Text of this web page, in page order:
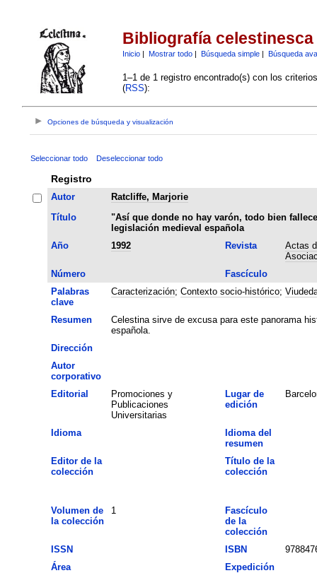
Bibliografía celestinesca
Inicio| Mostrar todo| Búsqueda simple| Búsqueda
1–1 de 1 registro encontrado(s) con los
(RSS):
Opciones de búsqueda y visualización
Seleccionar todo Deseleccionar todo
Registro
Autor
Ratcliffe, Marjorie
Título
"Así que donde no hay varón, todo bien
legislación medieval española
Año
1992 Revista
Actas
Número
Fascículo
Palabras
clave
Caracterización; Contexto socio-histórico;
Resumen
Celestina sirve de excusa para este panorama
española.
Dirección
Autor
corporativo
Editorial
Promociones y
Publicaciones
Universitarias
Lugar de
edición
Idioma
Idioma del
resumen
Editor de la
colección
Título de la
colección
Volumen de
la colección
1
Fascículo
de la
colección
ISSN
ISBN
Área
Expedición